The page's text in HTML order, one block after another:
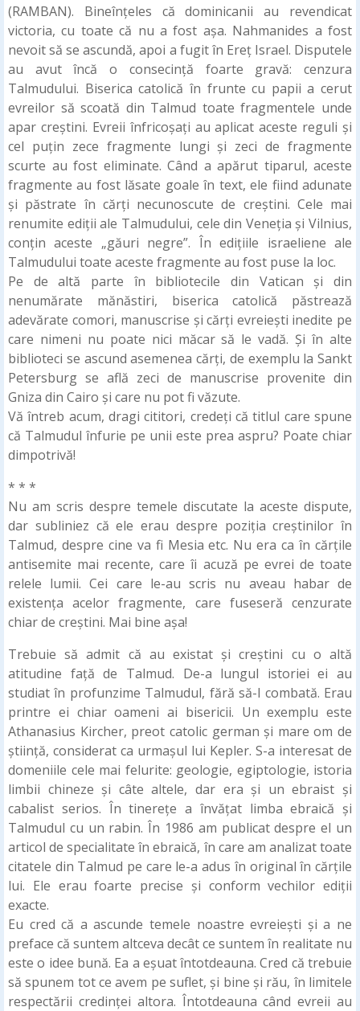
(RAMBAN). Bineînțeles că dominicanii au revendicat
victoria, cu toate că nu a fost așa. Nahmanides a fost
nevoit să se ascundă, apoi a fugit în Ereț Israel. Disputele
au avut încă o consecință foarte gravă: cenzura
Talmudului. Biserica catolică în frunte cu papii a cerut
evreilor să scoată din Talmud toate fragmentele unde
apar creștini. Evreii înfricoșați au aplicat aceste reguli și
cel puțin zece fragmente lungi și zeci de fragmente
scurte au fost eliminate. Când a apărut tiparul, aceste
fragmente au fost lăsate goale în text, ele fiind adunate
și păstrate în cărți necunoscute de creștini. Cele mai
renumite ediții ale Talmudului, cele din Veneția și Vilnius,
conțin aceste „găuri negre”. În edițiile israeliene ale
Talmudului toate aceste fragmente au fost puse la loc.
Pe de altă parte în bibliotecile din Vatican și din
nenumărate mănăstiri, biserica catolică păstrează
adevărate comori, manuscrise și cărți evreiești inedite pe
care nimeni nu poate nici măcar să le vadă. Și în alte
biblioteci se ascund asemenea cărți, de exemplu la Sankt
Petersburg se află zeci de manuscrise provenite din
Gniza din Cairo și care nu pot fi văzute.
Vă întreb acum, dragi cititori, credeți că titlul care spune
că Talmudul înfurie pe unii este prea aspru? Poate chiar
dimpotrivă!
* * *
Nu am scris despre temele discutate la aceste dispute,
dar subliniez că ele erau despre poziția creștinilor în
Talmud, despre cine va fi Mesia etc. Nu era ca în cărțile
antisemite mai recente, care îi acuză pe evrei de toate
relele lumii. Cei care le-au scris nu aveau habar de
existența acelor fragmente, care fuseseră cenzurate
chiar de creștini. Mai bine așa!
Trebuie să admit că au existat și creștini cu o altă
atitudine față de Talmud. De-a lungul istoriei ei au
studiat în profunzime Talmudul, fără să-l combată. Erau
printre ei chiar oameni ai bisericii. Un exemplu este
Athanasius Kircher, preot catolic german și mare om de
știință, considerat ca urmașul lui Kepler. S-a interesat de
domeniile cele mai felurite: geologie, egiptologie, istoria
limbii chineze și câte altele, dar era și un ebraist și
cabalist serios. În tinerețe a învățat limba ebraică și
Talmudul cu un rabin. În 1986 am publicat despre el un
articol de specialitate în ebraică, în care am analizat toate
citatele din Talmud pe care le-a adus în original în cărțile
lui. Ele erau foarte precise și conform vechilor ediții
exacte.
Eu cred că a ascunde temele noastre evreiești și a ne
preface că suntem altceva decât ce suntem în realitate nu
este o idee bună. Ea a eșuat întotdeauna. Cred că trebuie
să spunem tot ce avem pe suflet, și bine și rău, în limitele
respectării credinței altora. Întotdeauna când evreii au